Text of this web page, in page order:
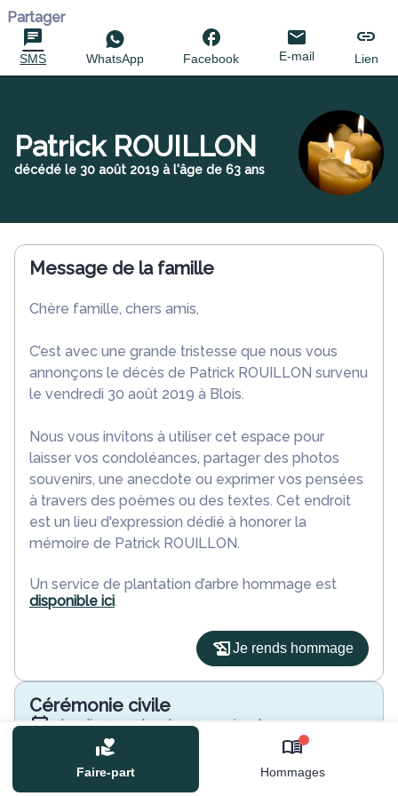
Faire-part Hommages
Partager
SMS WhatsApp Facebook E-mail Lien
Patrick ROUILLON
décédé le 30 août 2019 à l'âge de 63 ans
Message de la famille
Chère famille, chers amis,
C’est avec une grande tristesse que nous vous
annonçons le décès de Patrick ROUILLON survenu
le vendredi 30 août 2019 à Blois.
Nous vous invitons à utiliser cet espace pour
laisser vos condoléances, partager des photos
souvenirs, une anecdote ou exprimer vos pensées
à travers des poèmes ou des textes. Cet endroit
est un lieu d'expression dédié à honorer la
mémoire de Patrick ROUILLON.
Un service de plantation d’arbre hommage est
disponible ici.
Je rends hommage
Cérémonie civile
jeudi 05 septembre 2019 à 10h00
Crématorium de Blois
85 Rue de la Picardière
41000 Blois